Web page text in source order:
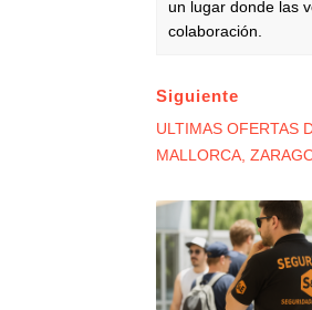
un lugar donde las
colaboración.
Siguiente
ULTIMAS OFERTAS
MALLORCA,